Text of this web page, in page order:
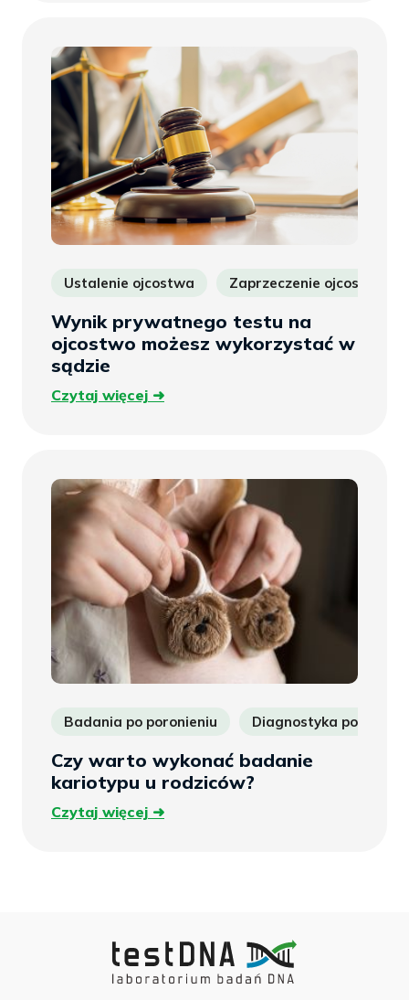
Ustalenie ojcostwa Zaprzeczenie ojcostwa
Wynik prywatnego testu na
ojcostwo możesz wykorzystać w
sądzie
Czytaj więcejCzytaj
Badania po poronieniu Diagnostyka poronień
Czy warto wykonać badanie
kariotypu u rodziców?
Czytaj więcejCzytaj